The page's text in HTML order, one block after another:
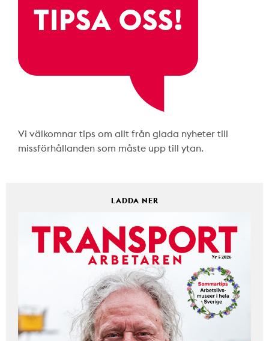
Vi välkomnar tips om allt från glada nyheter till
missförhållanden som måste upp till ytan.
LADDA NER